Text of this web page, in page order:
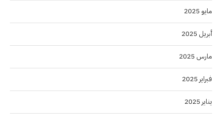
مايو 2025
أبريل 2025
مارس 2025
فبراير 2025
يناير 2025